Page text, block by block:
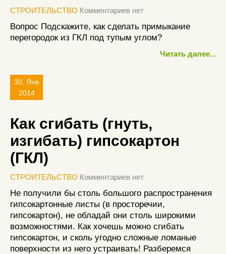
СТРОИТЕЛЬСТВО Комментариев нет
Вопрос Подскажите, как сделать примыкание
перегородок из ГКЛ под тупым углом?
Читать далее...
30, Янв
2014
Как сгибать (гнуть,
изгибать) гипсокартон
(ГКЛ)
СТРОИТЕЛЬСТВО Комментариев нет
Не получили бы столь большого распространения
гипсокартонные листы (в просторечии,
гипсокартон), не обладай они столь широкими
возможностями. Как хочешь можно сгибать
гипсокартон, и сколь угодно сложные ломаные
поверхности из него устраивать! Разберемся